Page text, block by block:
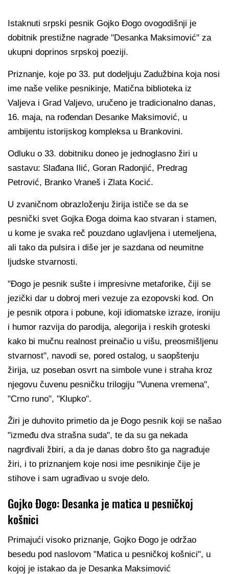
Istaknuti srpski pesnik Gojko Đogo ovogodišnji je
dobitnik prestižne nagrade "Desanka Maksimović" za
ukupni doprinos srpskoj poeziji.
Priznanje, koje po 33. put dodeljuju Zadužbina koja nosi
ime naše velike pesnikinje, Matična biblioteka iz
Valjeva i Grad Valjevo, uručeno je tradicionalno danas,
16. maja, na rođendan Desanke Maksimović, u
ambijentu istorijskog kompleksa u Brankovini.
Odluku o 33. dobitniku doneo je jednoglasno žiri u
sastavu: Slađana Ilić, Goran Radonjić, Predrag
Petrović, Branko Vraneš i Zlata Kocić.
U zvaničnom obrazloženju žirija ističe se da se
pesnički svet Gojka Đoga doima kao stvaran i stamen,
u kome je svaka reč pouzdano uglavljena i utemeljena,
ali tako da pulsira i diše jer je sazdana od neumitne
ljudske stvarnosti.
"Đogo je pesnik sušte i impresivne metaforike, čiji se
jezički dar u dobroj meri vezuje za ezopovski kod. On
je pesnik otpora i pobune, koji idiomatske izraze, ironiju
i humor razvija do parodija, alegorija i reskih groteski
kako bi mučnu realnost preinačio u višu, preosmišljenu
stvarnost", navodi se, pored ostalog, u saopštenju
žirija, uz poseban osvrt na simbole vune i straha kroz
njegovu čuvenu pesničku trilogiju "Vunena vremena",
"Crno runo", "Klupko".
Žiri je duhovito primetio da je Đogo pesnik koji se našao
"između dva strašna suda", te da su ga nekada
nagrđivali žbiri, a da je danas dobro što ga nagrađuje
žiri, i to priznanjem koje nosi ime pesnikinje čije je
stihove i sam ugrađivao u svoje delo.
Gojko Đogo: Desanka je matica u pesničkoj
košnici
Primajući visoko priznanje, Gojko Đogo je održao
besedu pod naslovom "Matica u pesničkoj košnici", u
kojoj je istakao da je Desanka Maksimović